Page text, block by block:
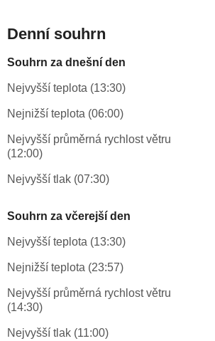
Denní souhrn
Souhrn za dnešní den
Nejvyšší teplota (13:30)
Nejnižší teplota (06:00)
Nejvyšší průměrná rychlost větru
(12:00)
Nejvyšší tlak (07:30)
Souhrn za včerejší den
Nejvyšší teplota (13:30)
Nejnižší teplota (23:57)
Nejvyšší průměrná rychlost větru
(14:30)
Nejvyšší tlak (11:00)